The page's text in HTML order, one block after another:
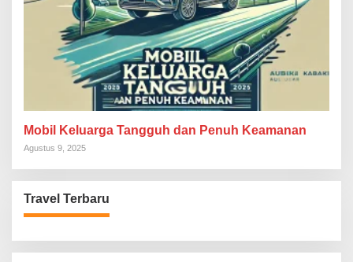
Mobil Keluarga Tangguh dan Penuh Keamanan
Agustus 9, 2025
Travel Terbaru